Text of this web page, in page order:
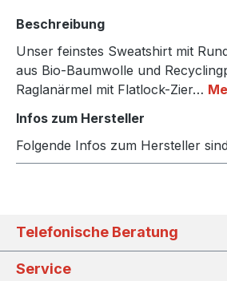
Beschreibung
Unser feinstes Sweatshirt mit
aus Bio-Baumwolle und
Raglanärmel mit Flatlock-Zier…
Infos zum Hersteller
Folgende Infos zum Hersteller
Telefonische Beratung
Service